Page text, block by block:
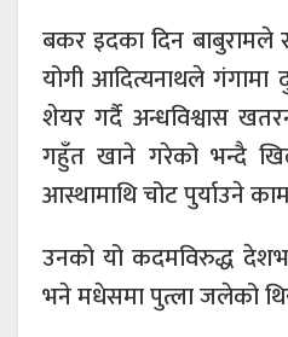
बकर इदका दिन बाबुरामले
योगी आदित्यनाथले
शेयर गर्दै अन्धविश्वास
गहुँत खाने गरेको भन्दै
आस्थामाथि चोट पुर्याउने
उनको यो कदमविरुद्ध
भने मधेसमा पुत्ला जलेको